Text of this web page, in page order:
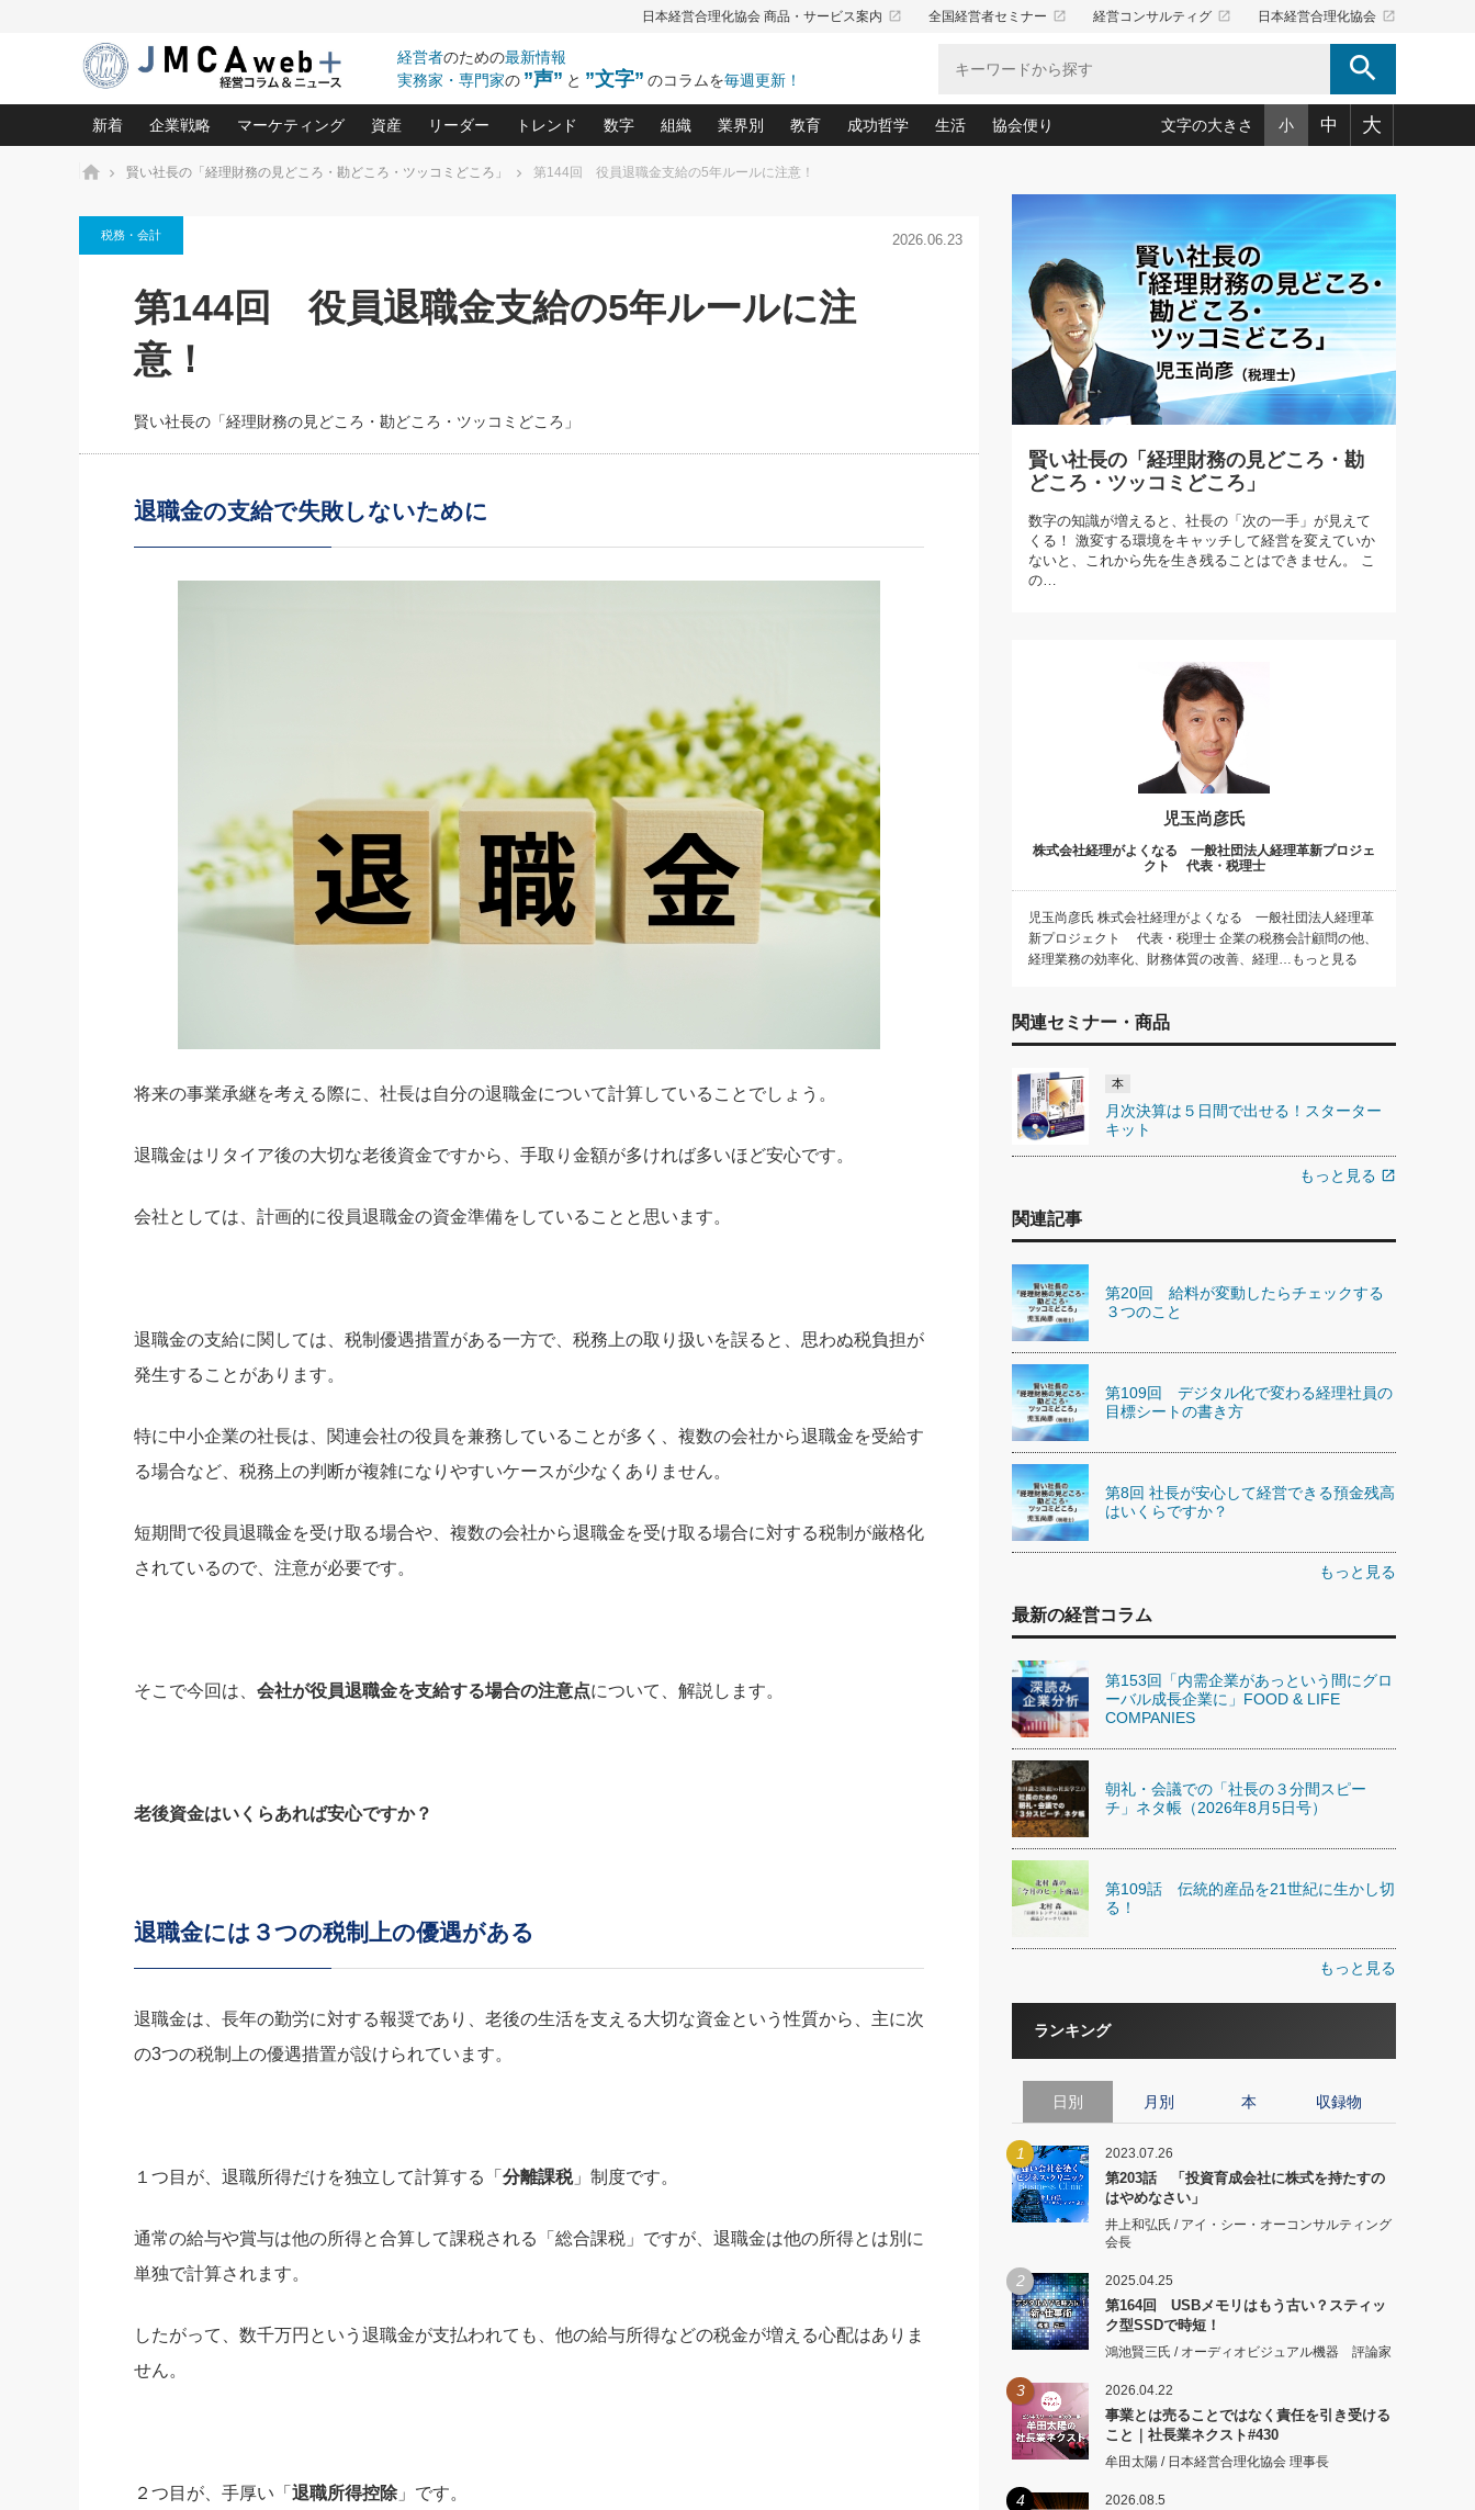
日本経営合理化協会 商品・サービス案内 launch 全国経営者セミナー launch 経営コンサルティグ launch 日本経営合理化協会 launch
経営者のための最新情報
実務家・専門家の ”声” と ”文字” のコラムを毎週更新！ search
新着
第153回「内需企業があっとい
う間にグローバル成長企業に」
FOOD & LIFE COMPANIES
朝礼・会議での「社長の３分間
日号）
2026.08.5 2026.08.5
社長は「能力」の前に「資質」
が大事／社長業ネクスト #445
もっとみる
企業戦略
中小企業の「１位づくり」戦略(96)
利益を最大化する「業務改善」横田尚哉氏(5)
強い会社を築く ビジネス・クリニック(240)
日本レーザー「人を大切にしながら利益を上げる経営」の極意
(3)
武器としてのM&A入門(3)
社長のための“儲かる通販”戦略視点(151)
継続経営 百話百行(85)
マーケティング
ロングセラーの玉手箱(9)
資産
中国経済の最新動向(204)
事業承継の前に、決めておきたい、知っておきたい、やってお
深読み企業分析(153)
リーダー
ピョートル・F・グジバチの『経営戦略の新常識』(12)
楠木建の「経営知になる考え方」(57)
次もあなたにお願いしたいと思われる「一流の仕事術」(28)
社長の右腕をつくる 人と組織を動かす(200)
トレンド
北村森の「今月のヒット商品」(109)
数字
会社を守り抜くための緊急対策(100)
強い決算書の会社はココが違う！(36)
組織
職場の生産性を下げるハラスメントの予防策(10)
賃金決定の定石(68)
顧客・社員・社会から支持される「ウェルビーイング経営入
業界別
大久保一彦の“流行る”お店の仕組みづくり(210)
柿内幸夫─社長のための現場改善(174)
教育
あなただからお願いしたいと思われる 気配りの達人(127)
クレーム対応 実践マニュアル(92)
クレーム対応の新知識と新常識(57)
デキル社員に育てる！ 社員教育の決め手(203)
成功哲学
中国哲学に学ぶ 不況は会社守成の好機(38)
令和時代の「社長の人間力の磨き方」(86)
先人の名句名言の教え 東洋思想に学ぶ経営学(132)
渡部昇一の「日本の指導者たち」(32)
経営に活かす“十八史略”(30)
生活
おのころ心平の ──社長のための「か・ら・だマネジメント」
(50)
デジタルＡＶを味方に！新・仕事術(180)
リーダー脳の鍛え方(32)
ワインを楽しむ基礎レッスン(12)
必読！社長が読むべき今月の4冊(88)
眼と耳で楽しむ読書術(162)
社長の「氣」(30)
米国スポーツ・ビジネスに学ぶ心理学(98)
高橋一喜の『これぞ！"本物の温泉"』(157)
協会便り
「愛読者通信」著者インタビュー(44)
ビジネス見聞録 経営ニュース(100)
作間信司の経営無形庵(けいえいむぎょうあん)(166)
経営セミナー情報局(1)
繁栄への着眼点 牟田太陽(76)
講話を聞いて学ぼう 実学・耳学・磨く「ミミガク」のすすめ
文字の大きさ 小 中 大
ホーム 賢い社長の「経理財務の見どころ・勘どころ・ツッコミどころ」 第144回 役員退職金支給の5年ルールに注意！
税務・会計 2026.06.23
第144回 役員退職金支給の5年ルールに注
意！
賢い社長の「経理財務の見どころ・勘どころ・ツッコミどころ」
退職金の支給で失敗しないために
将来の事業承継を考える際に、社長は自分の退職金について計算していることでしょう。
退職金はリタイア後の大切な老後資金ですから、手取り金額が多ければ多いほど安心です。
会社としては、計画的に役員退職金の資金準備をしていることと思います。
退職金の支給に関しては、税制優遇措置がある一方で、税務上の取り扱いを誤ると、思わぬ税負担が
発生することがあります。
特に中小企業の社長は、関連会社の役員を兼務していることが多く、複数の会社から退職金を受給す
る場合など、税務上の判断が複雑になりやすいケースが少なくありません。
短期間で役員退職金を受け取る場合や、複数の会社から退職金を受け取る場合に対する税制が厳格化
されているので、注意が必要です。
そこで今回は、 会社が役員退職金を支給する場合の注意点について、解説します。
老後資金はいくらあれば安心ですか？
退職金には３つの税制上の優遇がある
退職金は、長年の勤労に対する報奨であり、老後の生活を支える大切な資金という性質から、主に次
の3つの税制上の優遇措置が設けられています。
１つ目が、退職所得だけを独立して計算する「 分離課税」制度です。
通常の給与や賞与は他の所得と合算して課税される「総合課税」ですが、退職金は他の所得とは別に
単独で計算されます。
したがって、数千万円という退職金が支払われても、他の給与所得などの税金が増える心配はありま
せん。
２つ目が、手厚い「 退職所得控除」です。
賢い社長の「経理財務の見どころ・勘
どころ・ツッコミどころ」
数字の知識が増えると、社長の「次の一手」が見えて
くる！ 激変する環境をキャッチして経営を変えていか
ないと、これから先を生き残ることはできません。 こ
の…
児玉尚彦氏
株式会社経理がよくなる 一般社団法人経理革新プロジェ
クト 代表・税理士
児玉尚彦氏 株式会社経理がよくなる 一般社団法人経理革
新プロジェクト 代表・税理士 企業の税務会計顧問の他、
経理業務の効率化、財務体質の改善、経理…もっと見る
関連セミナー・商品
本
月次決算は５日間で出せる！スターター
キット
もっと見る open_in_new
関連記事
第20回 給料が変動したらチェックする
３つのこと
第109回 デジタル化で変わる経理社員の
目標シートの書き方
第8回 社長が安心して経営できる預金残高
はいくらですか？
もっと見る
最新の経営コラム
第153回「内需企業があっという間にグロ
ーバル成長企業に」FOOD & LIFE
COMPANIES
朝礼・会議での「社長の３分間スピー
チ」ネタ帳（2026年8月5日号）
第109話 伝統的産品を21世紀に生かし切
る！
もっと見る
ランキング
日別 月別 本 収録物
1 2023.07.26
第203話 「投資育成会社に株式を持たすの
はやめなさい」
井上和弘氏 / アイ・シー・オーコンサルティング
会長
2 2025.04.25
第164回 USBメモリはもう古い？スティッ
ク型SSDで時短！
鴻池賢三氏 / オーディオビジュアル機器 評論家
3 2026.04.22
事業とは売ることではなく責任を引き受ける
こと｜社長業ネクスト#430
牟田太陽 / 日本経営合理化協会 理事長
4 2026.08.5